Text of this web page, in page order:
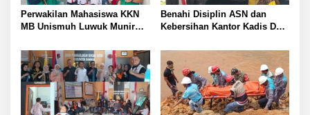
Perwakilan Mahasiswa KKN
MB Unismuh Luwuk Munir
di Desa Lontos Tingkatkan
Kesadaran Hukum Masyarakat
Benahi Disiplin ASN dan
Kebersihan Kantor Kadis DLH
Pettasiri Siapkan Nomor Unit
Reaksi Cepat Penanganan
Sampah